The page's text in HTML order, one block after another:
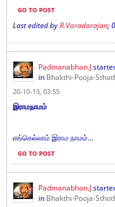
GO TO POST
Last edited byR.Varadarajan;
Padmanabhan.J
in Bhakthi-Pooja-
20-10-13, 03:55
இராமநாமம்
எங்கெல்லாம் இராம நாமம்...
GO TO POST
Padmanabhan.J
in Bhakthi-Pooja-